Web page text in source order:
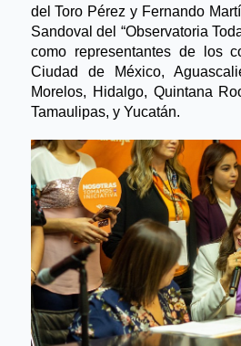
del Toro Pérez y Fernando
Sandoval del “Observatoria
como representantes de los
Ciudad de México,
Morelos, Hidalgo, Quintana
Tamaulipas, y Yucatán.